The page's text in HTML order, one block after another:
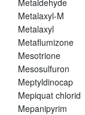
Metaldehyde
Metalaxyl-M
Metalaxyl
Metaflumizone
Mesotrione
Mesosulfuron
Meptyldinocap
Mepiquat chlorid
Mepanipyrim